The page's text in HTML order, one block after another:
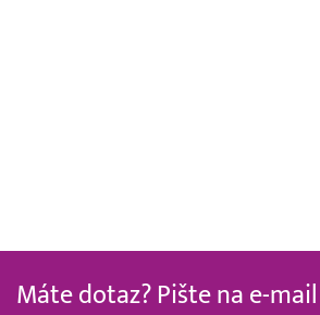
Máte dotaz? Pište na e-mail